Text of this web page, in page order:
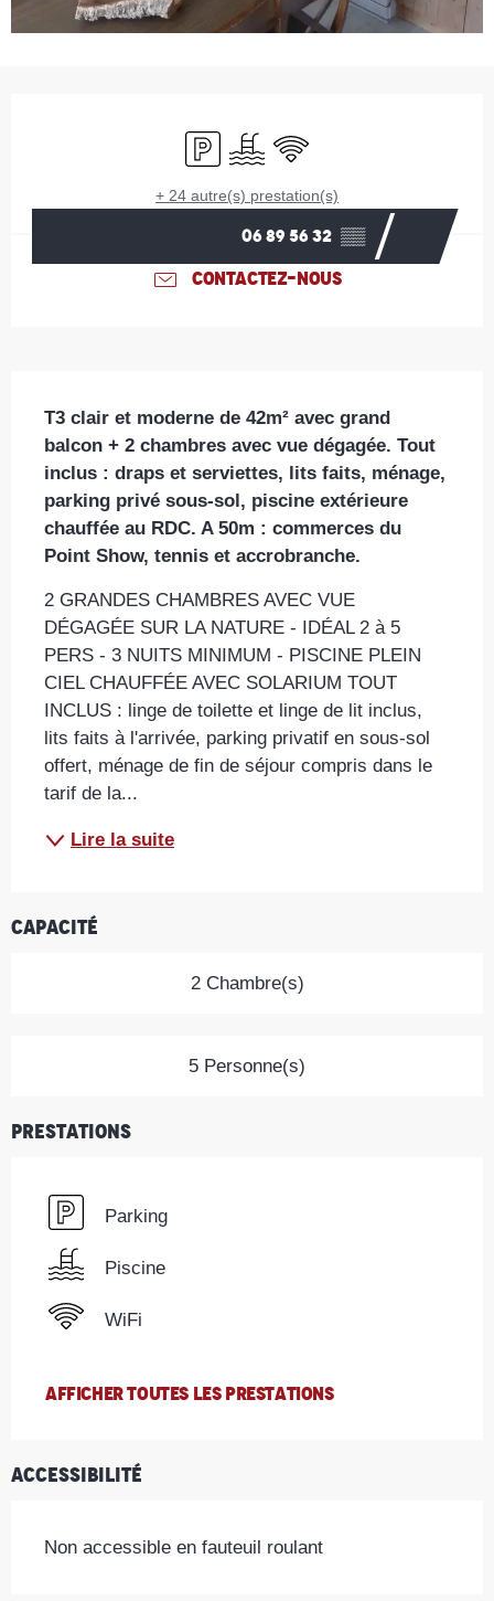
ParkingPiscineWiFi
+ 24 autre(s) prestation(s)
06 89 56 32 ▒▒
CONTACTEZ-NOUS
T3 clair et moderne de 42m² avec grand
balcon + 2 chambres avec vue dégagée. Tout
inclus : draps et serviettes, lits faits, ménage,
parking privé sous-sol, piscine extérieure
chauffée au RDC. A 50m : commerces du
Point Show, tennis et accrobranche.
2 GRANDES CHAMBRES AVEC VUE
DÉGAGÉE SUR LA NATURE - IDÉAL 2 à 5
PERS - 3 NUITS MINIMUM - PISCINE PLEIN
CIEL CHAUFFÉE AVEC SOLARIUM TOUT
INCLUS : linge de toilette et linge de lit inclus,
lits faits à l'arrivée, parking privatif en sous-sol
offert, ménage de fin de séjour compris dans le
tarif de la...
Lire la suite
Capacité
2 Chambre(s)
5 Personne(s)
Prestations
Parking
Piscine
WiFi
AFFICHER TOUTES LES PRESTATIONS
Accessibilité
Non accessible en fauteuil roulant